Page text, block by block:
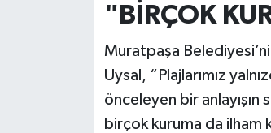
"BİRÇOK
Muratpaşa
Uysal, “Plajlarımız
önceleyen bir anlayışın
birçok kuruma da ilham